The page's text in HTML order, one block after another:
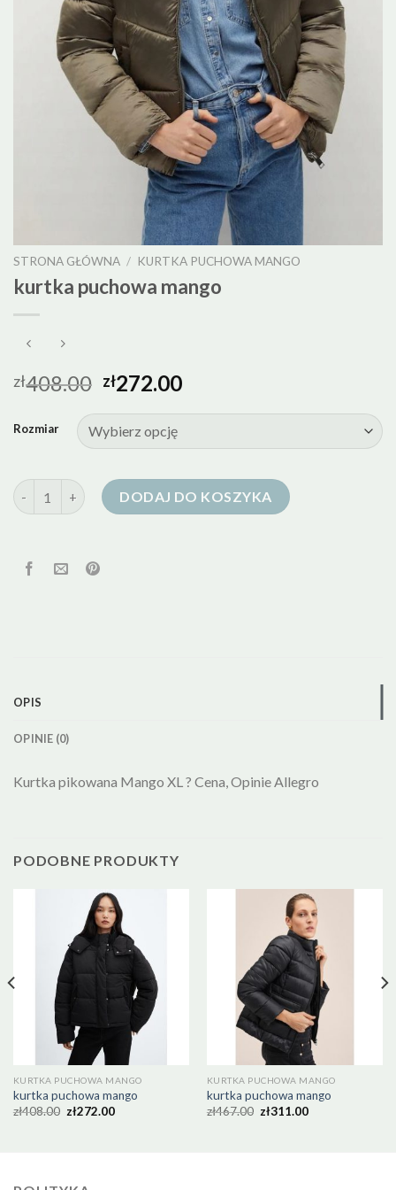
STRONA GŁÓWNA / KURTKA PUCHOWA MANGO
kurtka puchowa mango
zł408.00 zł272.00
Rozmiar
ilość kurtka puchowa mangoDODAJ DO KOSZYKA
OPIS
OPINIE (0)
Kurtka pikowana Mango XL ? Cena, Opinie Allegro
PODOBNE PRODUKTY
KURTKA PUCHOWA MANGO
kurtka puchowa mango
zł408.00 zł272.00
KURTKA PUCHOWA MANGO
kurtka puchowa mango
zł467.00 zł311.00